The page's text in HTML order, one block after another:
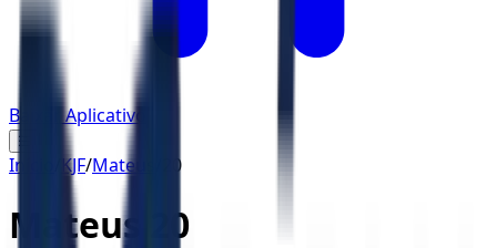
Baixar Aplicativo
☰
Início KJF/Mateus 20
Mateus 20